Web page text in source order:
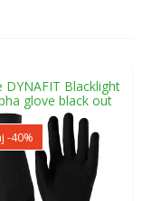
DYNAFIT Blacklight
glove black out
-40%